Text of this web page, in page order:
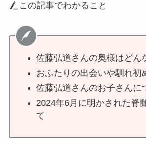
この記事でわかること
佐藤弘道さんの奥様はどん
おふたりの出会いや馴れ初
佐藤弘道さんのお子さんに
2024年6月に明かされた脊
て